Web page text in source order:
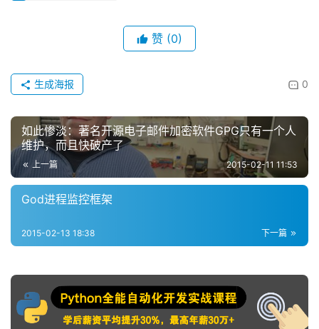
赞 (0)
0
生成海报
如此惨淡：著名开源电子邮件加密软件GPG只有一个人
维护，而且快破产了
上一篇 2015-02-11 11:53
God进程监控框架
下一篇
2015-02-13 18:38